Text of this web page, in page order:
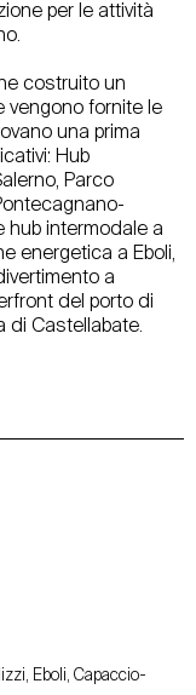
per le attività
costruito un
vengono fornite le
una prima
Hub
Parco
hub intermodale a
energetica a Eboli,
a
del porto di
di Castellabate.
Eboli, Capaccio-